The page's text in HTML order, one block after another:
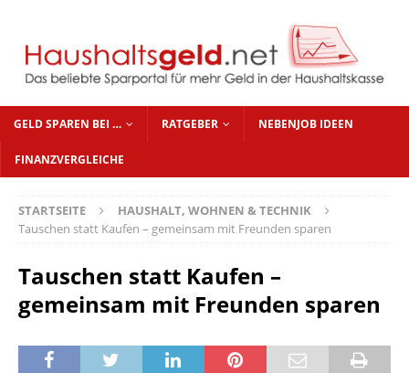
GELD SPAREN BEI … RATGEBER NEBENJOB IDEEN
FINANZVERGLEICHE
STARTSEITE
HAUSHALT, WOHNEN & TECHNIK
Tauschen statt Kaufen – gemeinsam mit Freunden sparen
Tauschen statt Kaufen –
gemeinsam mit Freunden sparen